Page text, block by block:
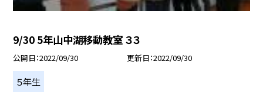
9/30 5年山中湖移動教室 ３３
公開日 2022/09/30 更新日 2022/09/30
５年生